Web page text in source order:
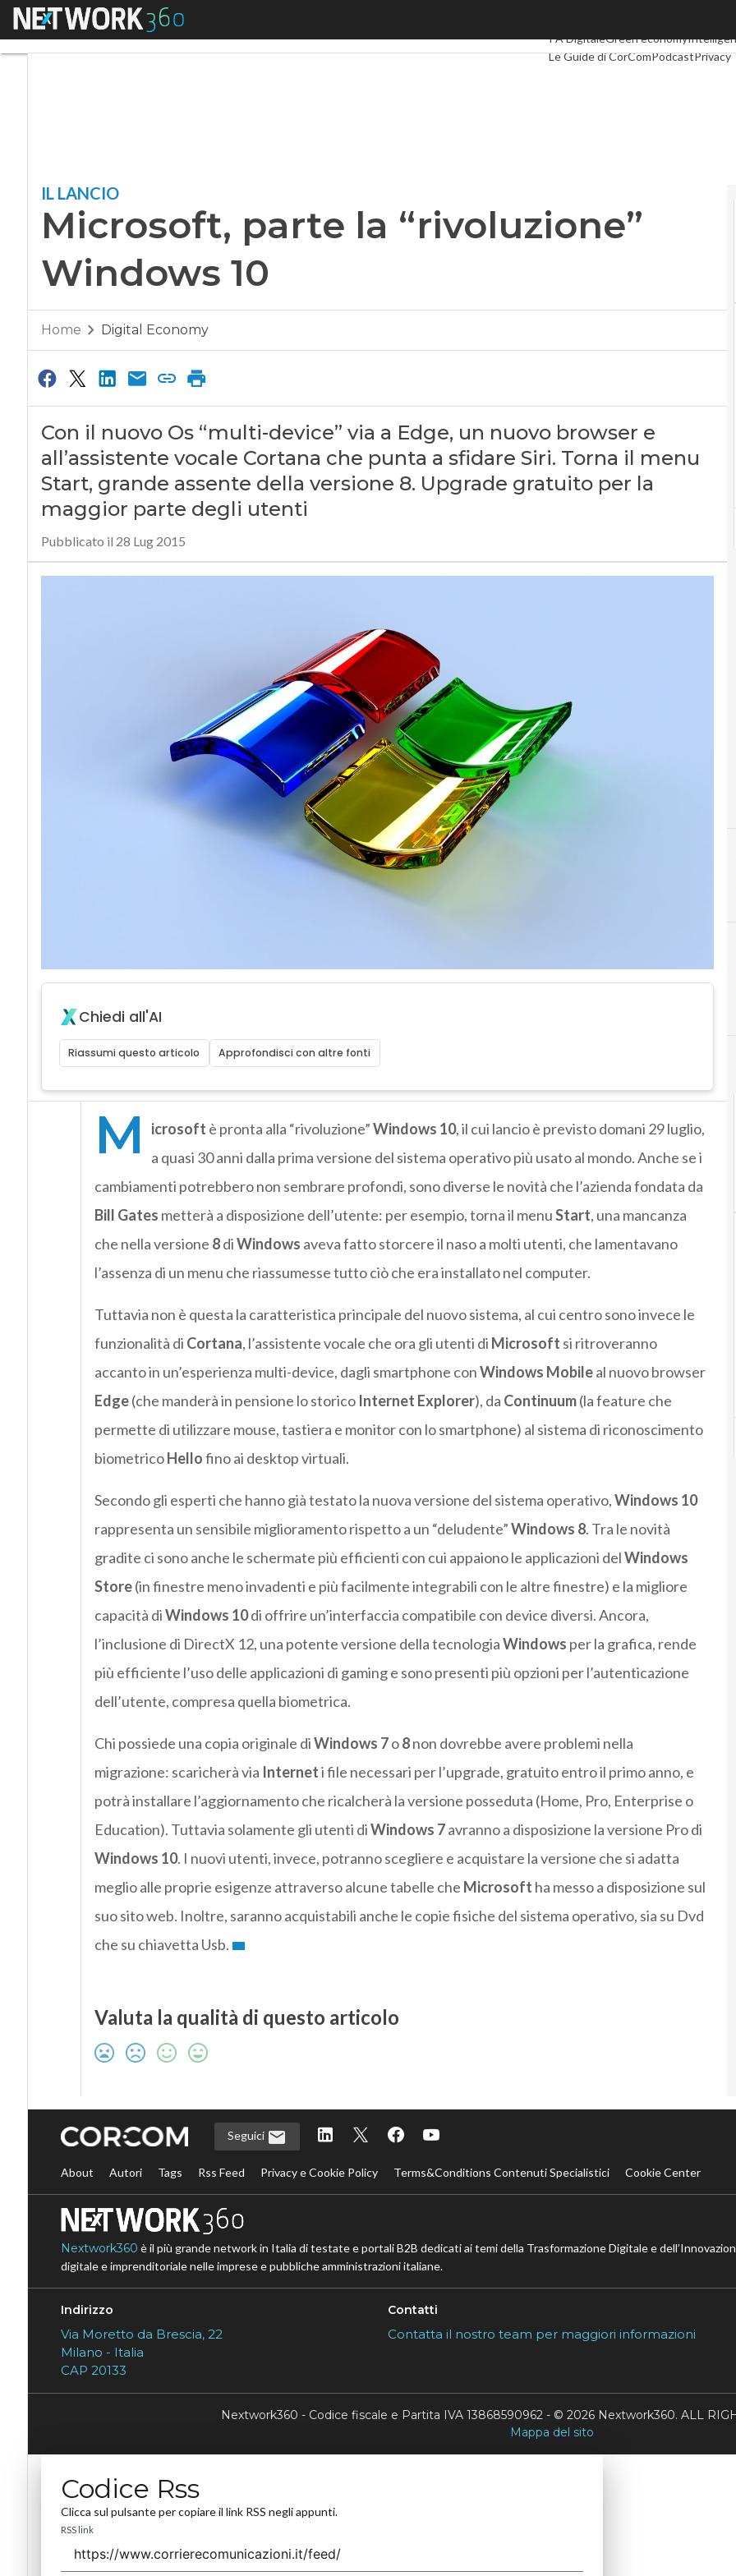
Menu
PA DigitaleGreen economy
Le Guide di CorComPodcastPrivacy
IL LANCIO
Microsoft, parte la “rivoluzione”
Windows 10
Home Digital Economy
Con il nuovo Os “multi-device” via a Edge, un nuovo browser e
all’assistente vocale Cortana che punta a sfidare Siri. Torna il menu
Start, grande assente della versione 8. Upgrade gratuito per la
maggior parte degli utenti
Pubblicato il 28 Lug 2015
Chiedi all'AI
Riassumi questo articolo Approfondisci con altre fonti
M icrosoft è pronta alla “rivoluzione”Windows 10, il cui lancio è previsto domani 29 luglio,
a quasi 30 anni dalla prima versione del sistema operativo più usato al mondo. Anche se i
cambiamenti potrebbero non sembrare profondi, sono diverse le novità che l’azienda fondata da
Bill Gates metterà a disposizione dell’utente: per esempio, torna il menuStart, una mancanza
che nella versione 8diWindows aveva fatto storcere il naso a molti utenti, che lamentavano
l’assenza di un menu che riassumesse tutto ciò che era installato nel computer.
Tuttavia non è questa la caratteristica principale del nuovo sistema, al cui centro sono invece le
funzionalità di Cortana, l’assistente vocale che ora gli utenti di Microsoft si ritroveranno
accanto in un’esperienza multi-device, dagli smartphone conWindows Mobileal nuovo browser
Edge(che manderà in pensione lo storico Internet Explorer), da Continuum(la feature che
permette di utilizzare mouse, tastiera e monitor con lo smartphone) al sistema di riconoscimento
biometricoHellofino ai desktop virtuali.
Secondo gli esperti che hanno già testato la nuova versione del sistema operativo,Windows 10
rappresenta un sensibile miglioramento rispetto a un “deludente”Windows 8. Tra le novità
gradite ci sono anche le schermate più efficienti con cui appaiono le applicazioni delWindows
Store(in finestre meno invadenti e più facilmente integrabili con le altre finestre) e la migliore
capacità diWindows 10di offrire un’interfaccia compatibile con device diversi. Ancora,
l’inclusione di DirectX 12, una potente versione della tecnologiaWindows per la grafica, rende
più efficiente l’uso delle applicazioni di gaming e sono presenti più opzioni per l’autenticazione
dell’utente, compresa quella biometrica.
Chi possiede una copia originale diWindows 7o8non dovrebbe avere problemi nella
migrazione: scaricherà via Interneti file necessari per l’upgrade, gratuito entro il primo anno, e
potrà installare l’aggiornamento che ricalcherà la versione posseduta (Home, Pro, Enterprise o
Education). Tuttavia solamente gli utenti diWindows 7avranno a disposizione la versione Pro di
Windows 10. I nuovi utenti, invece, potranno scegliere e acquistare la versione che si adatta
meglio alle proprie esigenze attraverso alcune tabelle che Microsoft ha messo a disposizione sul
suo sito web. Inoltre, saranno acquistabili anche le copie fisiche del sistema operativo, sia su Dvd
che su chiavetta Usb.
Valuta la qualità di questo articolo
Seguici
About Autori Tags Rss Feed Privacy e Cookie Policy Terms&Conditions Contenuti Specialistici Cookie Center
Nextwork360 è il più grande network in Italia di testate e portali B2B dedicati ai temi della Trasformazione Digitale e
digitale e imprenditoriale nelle imprese e pubbliche amministrazioni italiane.
Indirizzo
Via Moretto da Brescia, 22
Milano - Italia
CAP 20133
Contatti
Contatta il nostro team per maggiori informazioni
Nextwork360 - Codice fiscale e Partita IVA 13868590962 - © 2026 Nextwork360. ALL
Mappa del sito
Codice Rss
Clicca sul pulsante per copiare il link RSS negli appunti.
RSS link